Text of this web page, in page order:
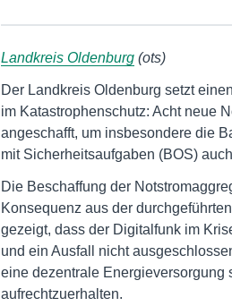
Landkreis Oldenburg (ots)
Der Landkreis Oldenburg setzt
im Katastrophenschutz: Acht neue
angeschafft, um insbesondere die
mit Sicherheitsaufgaben (BOS)
Die Beschaffung der
Konsequenz aus der
gezeigt, dass der Digitalfunk im
und ein Ausfall nicht
eine dezentrale Energieversorgung
aufrechtzuerhalten.